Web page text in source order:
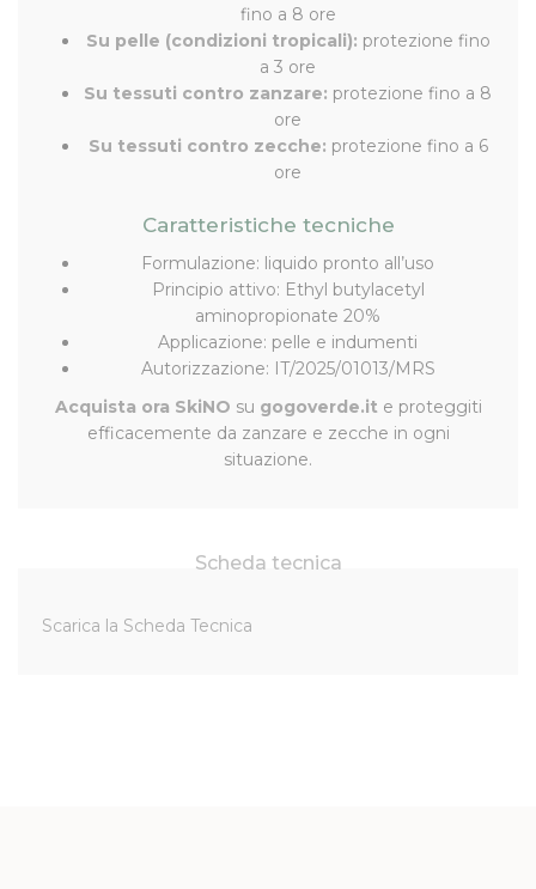
fino a 8 ore
Su pelle (condizioni tropicali): protezione fino
a 3 ore
Su tessuti contro zanzare: protezione fino a 8
ore
Su tessuti contro zecche: protezione fino a 6
ore
Caratteristiche tecniche
Formulazione: liquido pronto all’uso
Principio attivo: Ethyl butylacetyl
aminopropionate 20%
Applicazione: pelle e indumenti
Autorizzazione: IT/2025/01013/MRS
Acquista ora SkiNO su gogoverde.it e proteggiti
efficacemente da zanzare e zecche in ogni
situazione.
Scheda tecnica
Scarica la Scheda Tecnica